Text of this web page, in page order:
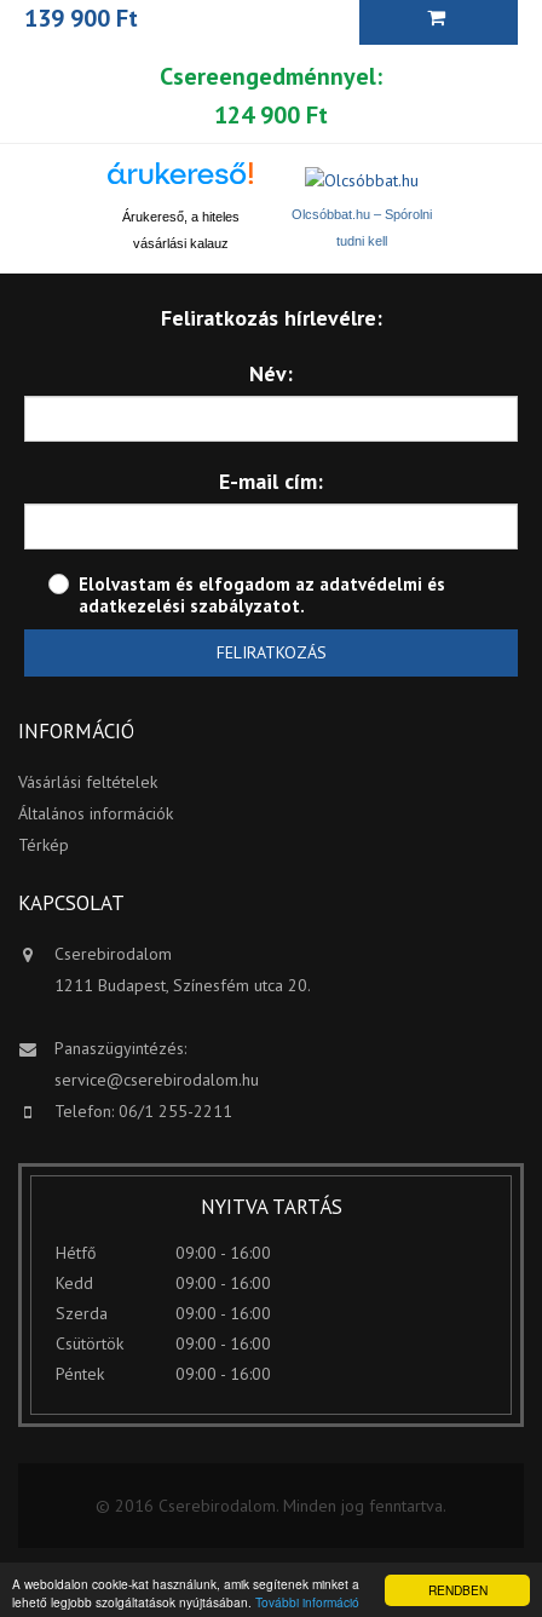
RENDBEN
A weboldalon cookie-kat használunk, amik segítenek minket a
lehető legjobb szolgáltatások nyújtásában. További információ
139 900 Ft
Csereengedménnyel:
124 900 Ft
Árukereső, a hiteles
vásárlási kalauz
Olcsóbbat.hu – Spórolni
tudni kell
Feliratkozás hírlevélre:
Név:
E-mail cím:
Elolvastam és elfogadom az adatvédelmi és
adatkezelési szabályzatot.
FELIRATKOZÁS
INFORMÁCIÓ
Vásárlási feltételek
Általános információk
Térkép
KAPCSOLAT
Cserebirodalom
1211 Budapest, Színesfém utca 20.
Panaszügyintézés:
service@cserebirodalom.hu
Telefon: 06/1 255-2211
NYITVA TARTÁS
Hétfő
09:00 - 16:00
Kedd
09:00 - 16:00
Szerda
09:00 - 16:00
Csütörtök
09:00 - 16:00
Péntek
09:00 - 16:00
© 2016 Cserebirodalom. Minden jog fenntartva.